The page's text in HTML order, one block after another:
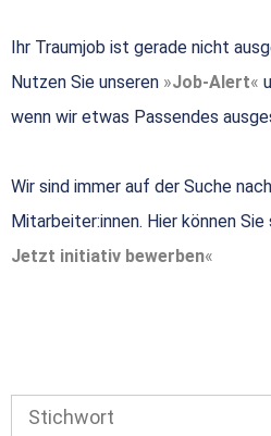
Ihr Traumjob ist gerade nicht
Nutzen Sie unseren
Job-Alert
wenn wir etwas Passendes
Wir sind immer auf der Suche
Mitarbeiter:innen. Hier können
Jetzt initiativ bewerben